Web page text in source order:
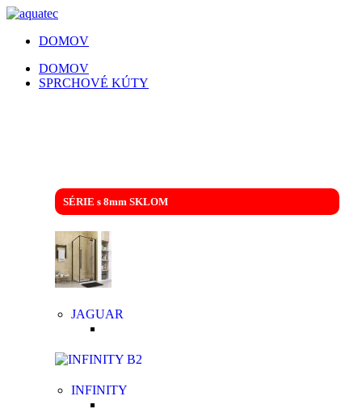
DOMOV
DOMOV
SPRCHOVÉ KÚTY
SÉRIE s 8mm SKLOM
JAGUAR
INFINITY